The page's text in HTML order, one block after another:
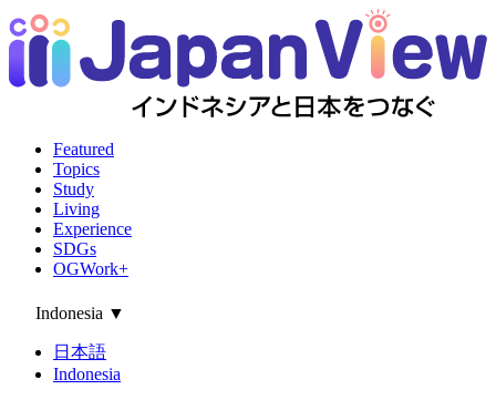
Featured
Topics
Study
Living
Experience
SDGs
OGWork+
Indonesia ▼
日本語
Indonesia